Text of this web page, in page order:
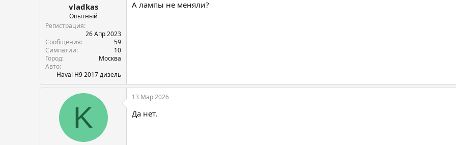
vladkas
Опытный
Регистрация
26 Апр 2023
Сообщения
59
Симпатии
10
Город
Москва
Авто
Haval H9 2017 дизель
А лампы не меняли?
K
13 Мар 2026
Да нет.